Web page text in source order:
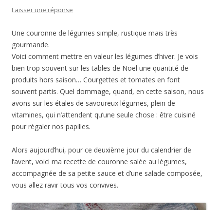
Laisser une réponse
Une couronne de légumes simple, rustique mais très
gourmande.
Voici comment mettre en valeur les légumes d’hiver. Je vois
bien trop souvent sur les tables de Noël une quantité de
produits hors saison… Courgettes et tomates en font
souvent partis. Quel dommage, quand, en cette saison, nous
avons sur les étales de savoureux légumes, plein de
vitamines, qui n’attendent qu’une seule chose : être cuisiné
pour régaler nos papilles.
Alors aujourd’hui, pour ce deuxième jour du calendrier de
l’avent, voici ma recette de couronne salée au légumes,
accompagnée de sa petite sauce et d’une salade composée,
vous allez ravir tous vos convives.